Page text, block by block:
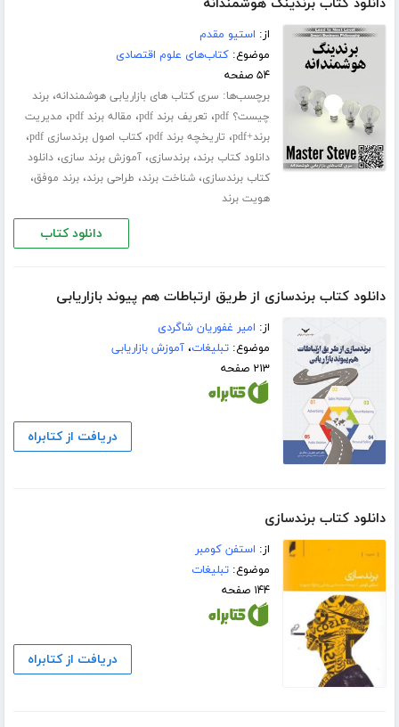
دانلود کتاب برندینگ هوشمندانه
از: استیو مقدم
موضوع:کتاب‌های علوم اقتصادی
۵۴ صفحه
برچسب‌ها: سری کتاب های بازاریابی هوشمندانه،برند
چیست؟ pdf
، تعریف برند pdf ، مقاله برند pdf ، مدیریت
برند+pdf
، تاریخچه برند pdf ،کتاب اصول برندسازی pdf ،
دانلود کتاب برند،برندسازی،آموزش برند سازی،دانلود
کتاب برندسازی،شناخت برند، طراحی برند،برند موفق،
هویت برند
دانلود کتاب
دانلود کتاب برندسازی از طریق ارتباطات هم‌ پیوند بازاریابی
از: امیر غفوریان شاگردی
موضوع:تبلیغات،آموزش بازاریابی
۲۱۳ صفحه
دریافت از کتابراه
دانلود کتاب برندسازی
از: استفن کومبر
موضوع:تبلیغات
۱۴۴ صفحه
دریافت از کتابراه